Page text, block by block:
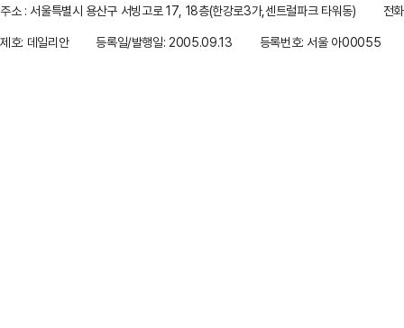
주소 : 서울특별시 용산구 서빙고로 17, 18층(한강로3가,센트럴파크 타워동)
전
제호: 데일리안
등록일/발행일: 2005.09.13 등록번호: 서울 아00055